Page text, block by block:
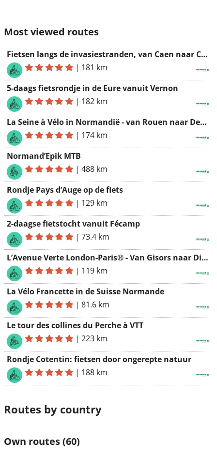
Most viewed routes
Fietsen langs de invasiestranden, van Caen naar Carentan
| 181 km
5-daags fietsrondje in de Eure vanuit Vernon
| 182 km
La Seine à Vélo in Normandië - van Rouen naar Deauville
| 174 km
Normand’Epik MTB
|488 km
Rondje Pays d’Auge op de fiets
| 129 km
2-daagse fietstocht vanuit Fécamp
|73.4 km
L’Avenue Verte London-Paris® - Van Gisors naar Dieppe
| 119 km
La Vélo Francette in de Suisse Normande
|81.6 km
Le tour des collines du Perche à VTT
|223 km
Rondje Cotentin: fietsen door ongerepte natuur
| 188 km
Routes by country
Own routes(60)